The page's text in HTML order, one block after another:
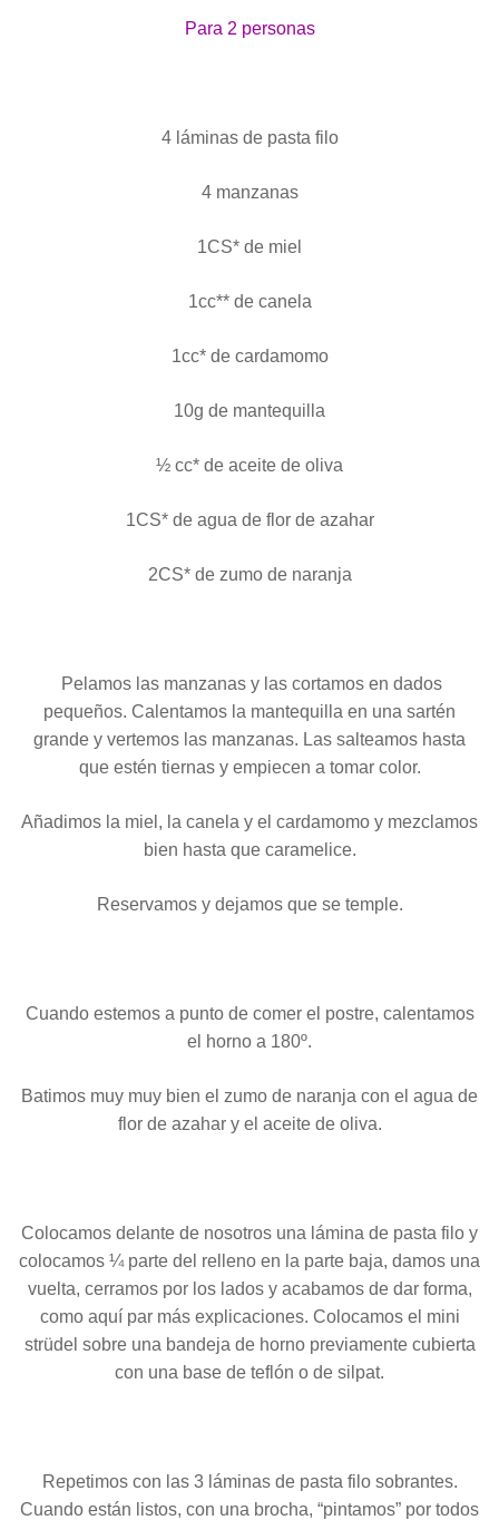
Para 2 personas
4 láminas de pasta filo
4 manzanas
1CS* de miel
1cc** de canela
1cc* de cardamomo
10g de mantequilla
½ cc* de aceite de oliva
1CS* de agua de flor de azahar
2CS* de zumo de naranja
Pelamos las manzanas y las cortamos en dados
pequeños. Calentamos la mantequilla en una sartén
grande y vertemos las manzanas. Las salteamos hasta
que estén tiernas y empiecen a tomar color.
Añadimos la miel, la canela y el cardamomo y mezclamos
bien hasta que caramelice.
Reservamos y dejamos que se temple.
Cuando estemos a punto de comer el postre, calentamos
el horno a 180º.
Batimos muy muy bien el zumo de naranja con el agua de
flor de azahar y el aceite de oliva.
Colocamos delante de nosotros una lámina de pasta filo y
colocamos ¼ parte del relleno en la parte baja, damos una
vuelta, cerramos por los lados y acabamos de dar forma,
como aquí par más explicaciones. Colocamos el mini
strüdel sobre una bandeja de horno previamente cubierta
con una base de teflón o de silpat.
Repetimos con las 3 láminas de pasta filo sobrantes.
Cuando están listos, con una brocha, “pintamos” por todos